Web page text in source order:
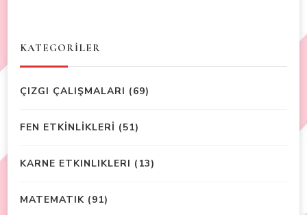
KATEGORİLER
ÇIZGI ÇALIŞMALARI (69)
FEN ETKİNLİKLERİ (51)
KARNE ETKINLIKLERI (13)
MATEMATIK (91)